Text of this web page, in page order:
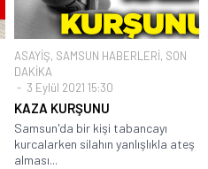
ASAYİŞ, SAMSUN HABERLERİ, SON
DAKİKA
3 Eylül 2021 15:30
KAZA KURŞUNU
Samsun'da bir kişi tabancayı
kurcalarken silahın yanlışlıkla ateş
alması...